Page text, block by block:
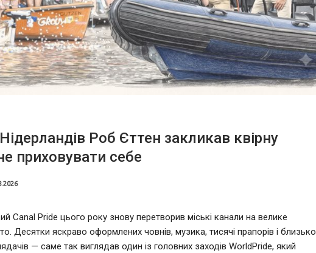
Роб Єттен закликав квірну
приховувати себе
Canal Pride цього року знову перетворив міські канали на велике
Десятки яскраво оформлених човнів, музика, тисячі прапорів і близько
— саме так виглядав один із головних заходів WorldPride, який